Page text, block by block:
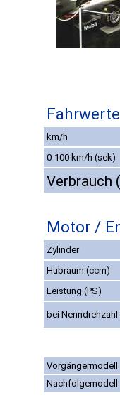
km/h
0-100 km/h (sek)
Verbrauch
Motor /
Zylinder
Hubraum (ccm)
Leistung (PS)
bei
Vorgängermodell
Nachfolgemodell